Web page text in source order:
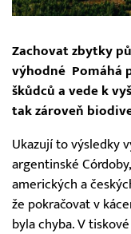
Zachovat zbytky
výhodné Pomáhá
škůdců a vede k
tak zároveň
Ukazují to výsledky
argentinské
amerických a
že pokračovat v
byla chyba. V